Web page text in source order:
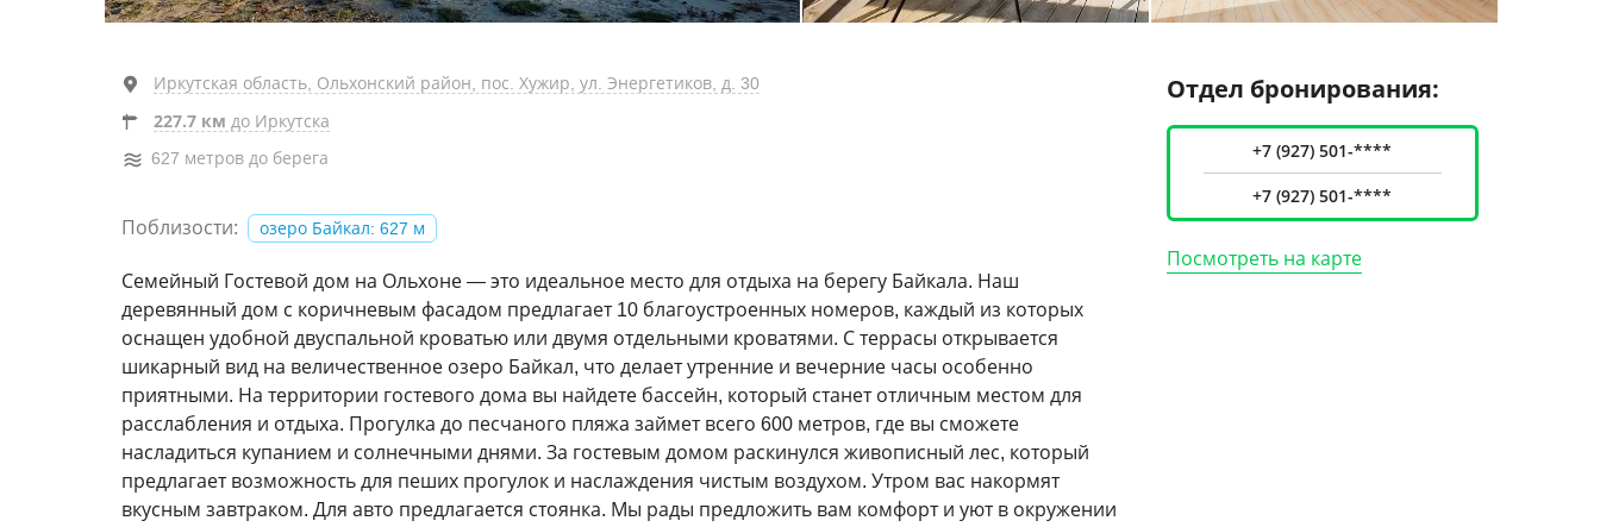
Иркутская область, Ольхонский район, пос. Хужир, ул. Энергетиков, д. 30
227.7 км до Иркутска
627 метров до берега
Поблизости: озеро Байкал: 627 м
Семейный Гостевой дом на Ольхоне — это идеальное место для отдыха на берегу Байкала. Наш
деревянный дом с коричневым фасадом предлагает 10 благоустроенных номеров, каждый из которых
оснащен удобной двуспальной кроватью или двумя отдельными кроватями. С террасы открывается
шикарный вид на величественное озеро Байкал, что делает утренние и вечерние часы особенно
приятными. На территории гостевого дома вы найдете бассейн, который станет отличным местом для
расслабления и отдыха. Прогулка до песчаного пляжа займет всего 600 метров, где вы сможете
насладиться купанием и солнечными днями. За гостевым домом раскинулся живописный лес, который
предлагает возможность для пеших прогулок и наслаждения чистым воздухом. Утром вас накормят
вкусным завтраком. Для авто предлагается стоянка. Мы рады предложить вам комфорт и уют в окружении
Отдел бронирования:
+7 (927) 501-****
+7 (927) 501-****
Посмотреть на карте